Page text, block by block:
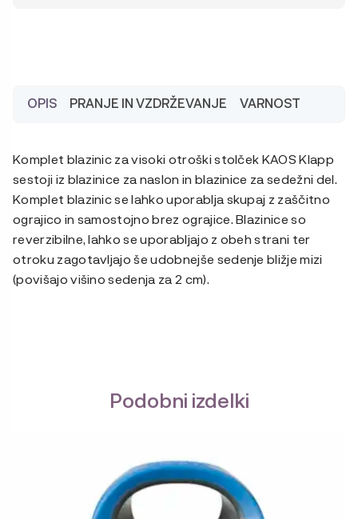
OPIS PRANJE IN VZDRŽEVANJE VARNOST
Komplet blazinic za visoki otroški stolček KAOS Klapp
sestoji iz blazinice za naslon in blazinice za sedežni del.
Komplet blazinic se lahko uporablja skupaj z zaščitno
ograjico in samostojno brez ograjice. Blazinice so
reverzibilne, lahko se uporabljajo z obeh strani ter
otroku zagotavljajo še udobnejše sedenje bližje mizi
(povišajo višino sedenja za 2 cm).
Podobni izdelki